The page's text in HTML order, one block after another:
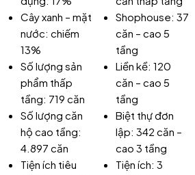
Cây xanh – mặt
nước: chiếm
13%
Số lượng sản
phẩm thấp
tầng: 719 căn
Số lượng căn
hộ cao tầng:
4.897 căn
Tiện ích tiêu
Shophouse: 37
căn – cao 5
tầng
Liền kề: 120
căn – cao 5
tầng
Biệt thự đơn
lập: 342 căn –
cao 3 tầng
Tiện ích: 3